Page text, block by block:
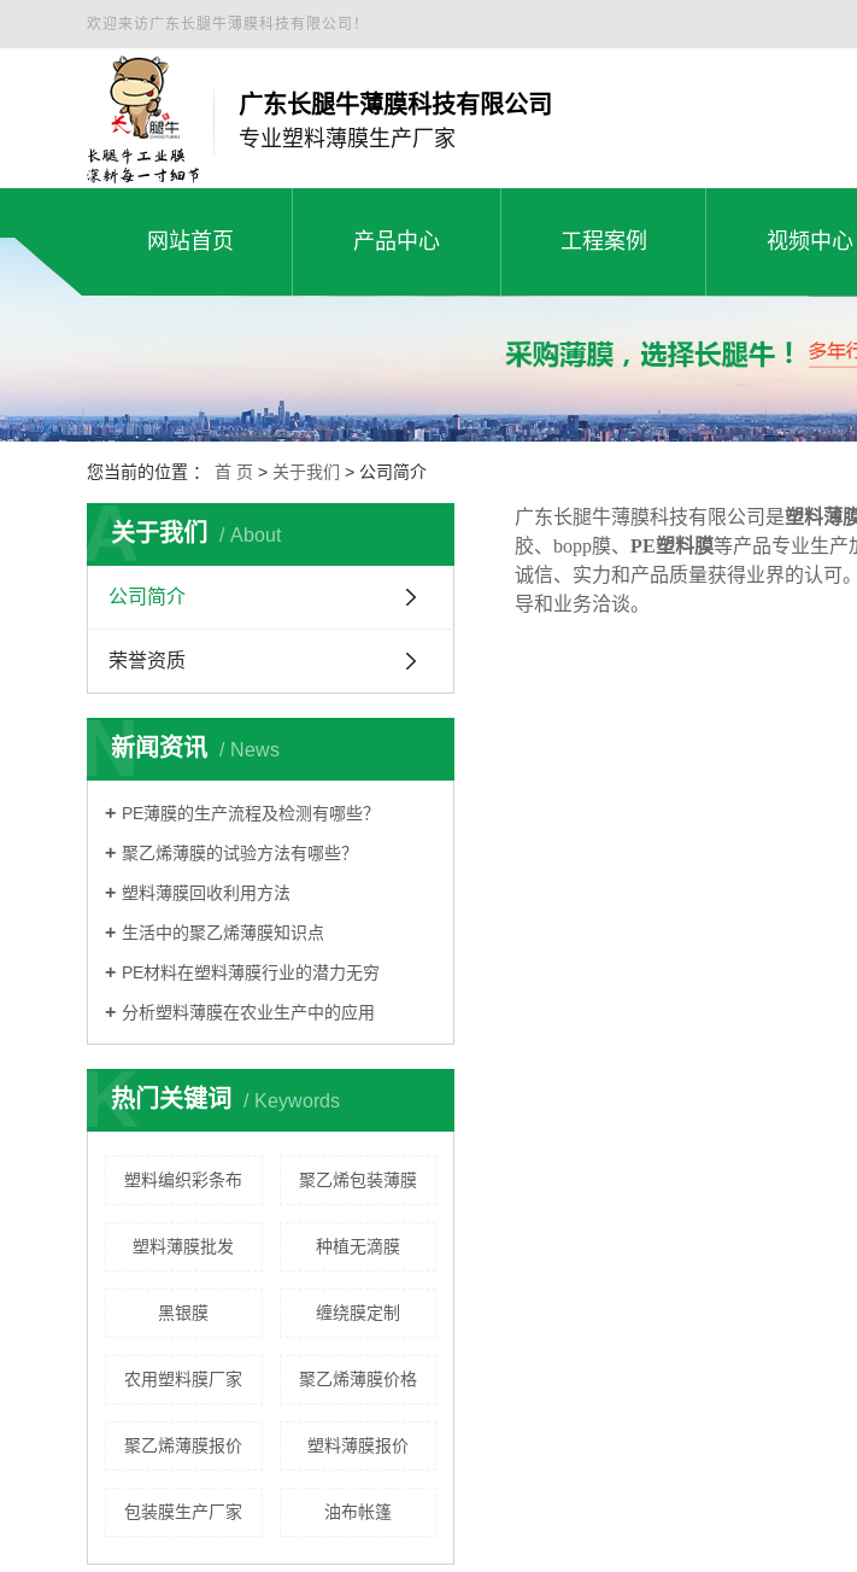
欢迎来访广东长腿牛薄膜科技有限公司！
广东长腿牛薄膜科技有限公司
专业塑料薄膜生产厂家
网站首页 产品中心
塑料薄膜工程膜
小卷白拉伸膜
防老化彩条布
工程案例
工程案例
视频中心
视频中心
您当前的位置 ： 首 页 > 关于我们 > 公司简介
关于我们 About
A
公司简介
荣誉资质
新闻资讯 News
N
PE薄膜的生产流程及检测有哪些？
聚乙烯薄膜的试验方法有哪些？
塑料薄膜回收利用方法
生活中的聚乙烯薄膜知识点
PE材料在塑料薄膜行业的潜力无穷
分析塑料薄膜在农业生产中的应用
热门关键词 Keywords
K
塑料编织彩条布 聚乙烯包装薄膜
塑料薄膜批发 种植无滴膜
黑银膜 缠绕膜定制
农用塑料膜厂家 聚乙烯薄膜价格
聚乙烯薄膜报价 塑料薄膜报价
包装膜生产厂家 油布帐篷
广东长腿牛薄膜科技有限公司是塑料薄
胶、bopp膜、 PE塑料膜等产品专业生产
诚信、实力和产品质量获得业界的认可
导和业务洽谈。